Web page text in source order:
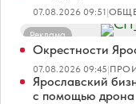
07.08.2026 09:51|
Реклама
Окрестности
07.08.2026 09:45|
Ярославский
с помощью дрона